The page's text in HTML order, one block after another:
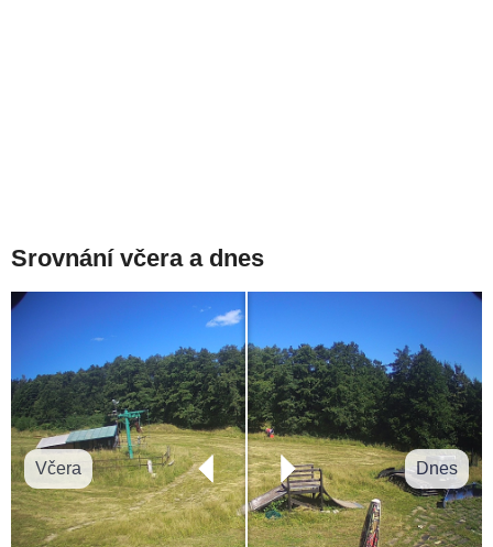
Srovnání včera a dnes
Včera Dnes